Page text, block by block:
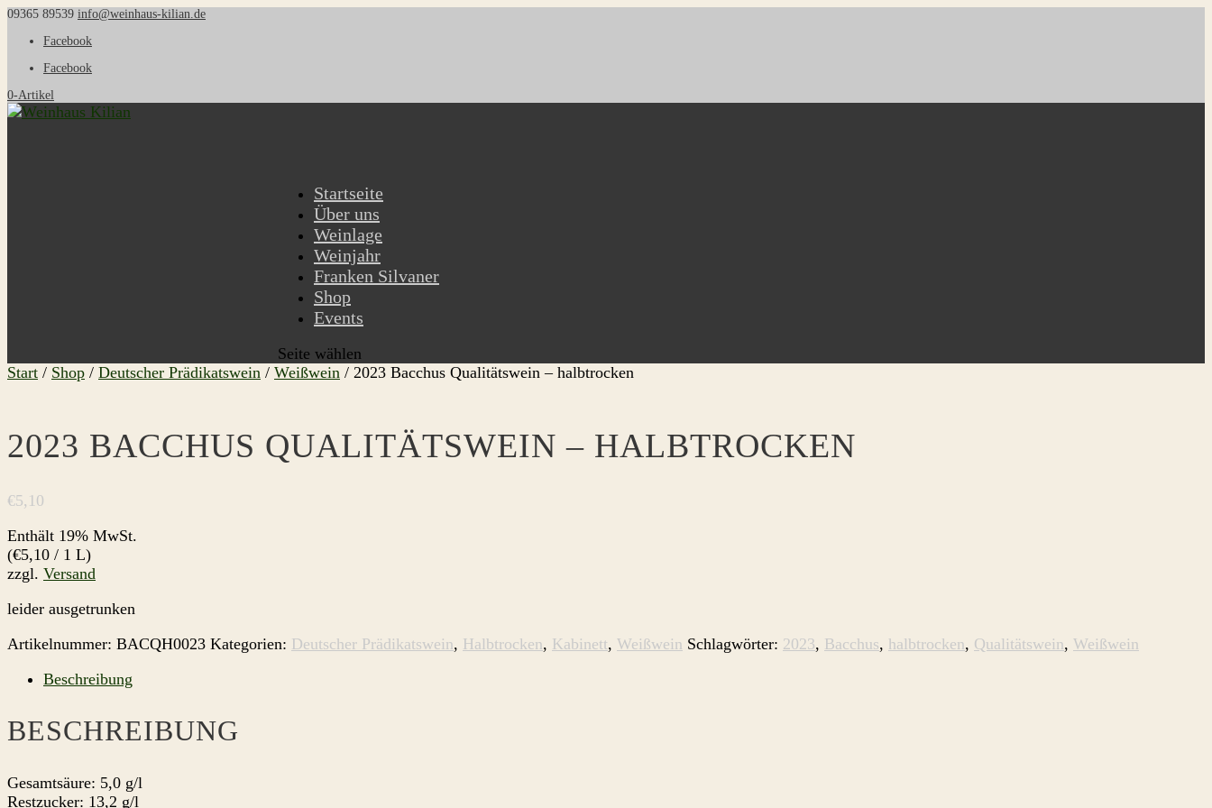
09365 89539 info@weinhaus-kilian.de
Facebook
Facebook
0-Artikel
Startseite
Über uns
Weinlage
Weinjahr
Franken Silvaner
Shop
Events
Seite wählen
Start / Shop / Deutscher Prädikatswein / Weißwein / 2023 Bacchus Qualitätswein – halbtrocken
2023 BACCHUS QUALITÄTSWEIN – HALBTROCKEN
€5,10
Enthält 19% MwSt.
(€5,10 / 1 L)
zzgl. Versand
leider ausgetrunken
Artikelnummer: BACQH0023 Kategorien: Deutscher Prädikatswein, Halbtrocken, Kabinett, Weißwein Schlagwörter: 2023, Bacchus, halbtrocken, Qualitätswein, Weißwein
Beschreibung
BESCHREIBUNG
Gesamtsäure: 5,0 g/l
Restzucker: 13,2 g/l